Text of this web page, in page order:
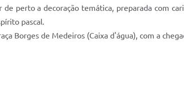
perto a decoração temática, preparada com
pascal.
Borges de Medeiros (Caixa d'água), com a